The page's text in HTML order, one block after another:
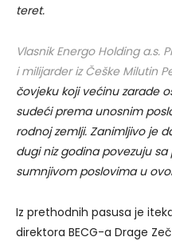
teret.
Vlasnik Energo Holding a.s.
i milijarder iz Češke Milutin
čovjeku koji većinu zarade
sudeći prema unosnim
rodnoj zemlji. Zanimljivo je
dugi niz godina povezuju
sumnjivom poslovima u
Iz prethodnih pasusa je
direktora BECG-a Drage